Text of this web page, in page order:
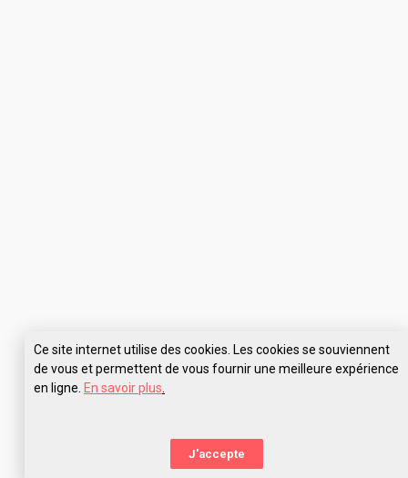
Ce site internet utilise des cookies. Les cookies se souviennent
de vous et permettent de vous fournir une meilleure expérience
en ligne. En savoir plus
J'accepte